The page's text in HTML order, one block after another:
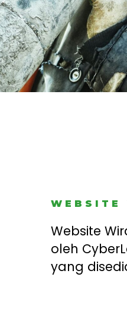
WEBSITE
Website
oleh
yang